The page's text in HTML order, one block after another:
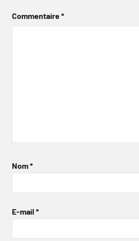
Commentaire*
Nom*
E-mail *